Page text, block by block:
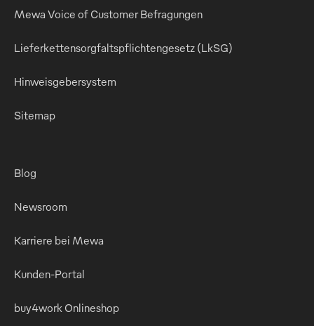
Mewa Voice of Customer Befragungen
Lieferkettensorgfaltspflichtengesetz (LkSG)
Hinweisgebersystem
Sitemap
Blog
Newsroom
Karriere bei Mewa
Kunden-Portal
buy4work Onlineshop